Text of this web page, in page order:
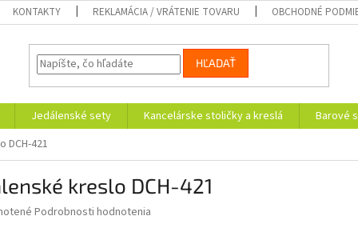
KONTAKTY REKLAMÁCIA / VRÁTENIE TOVARU OBCHODNÉ
HĽADAŤ
Jedálenské sety Kancelárske stoličky a kreslá Barové
DCH-421
kreslo DCH-421
Podrobnosti hodnotenia